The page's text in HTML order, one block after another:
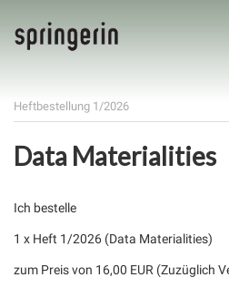
Heftbestellung 1/2026
Data Materialities
Ich bestelle
1 x Heft 1/2026 (Data Materialities)
zum Preis von 16,00 EUR (Zuzüglich